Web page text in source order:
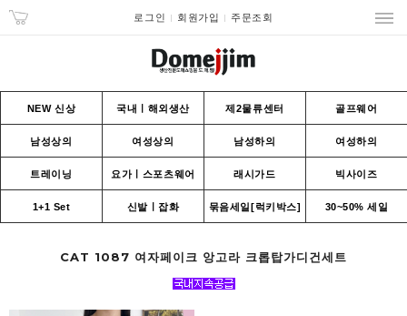
로그인 회원가입 주문조회
NEW 신상 국내ㅣ해외생산 제2물류센터 골프웨어
남성상의 여성상의 남성하의 여성하의
트레이닝 요가ㅣ스포츠웨어 래시가드 빅사이즈
1+1 Set 신발ㅣ잡화 묶음세일[럭키박스] 30~50% 세일
CAT 1087 여자페이크 앙고라 크롭탑가디건세트